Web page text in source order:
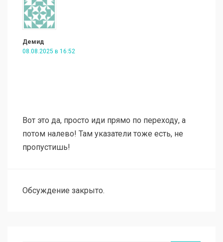
Демид
08.08.2025 в 16:52
Вот это да, просто иди прямо по переходу, а
потом налево! Там указатели тоже есть, не
пропустишь!
Обсуждение закрыто.